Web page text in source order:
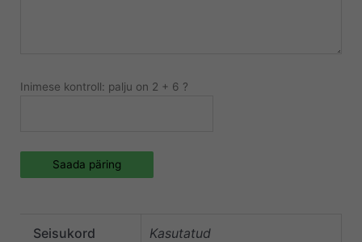
Inimese kontroll: palju on 2 + 6 ?
Saada päring
Seisukord Kasutatud